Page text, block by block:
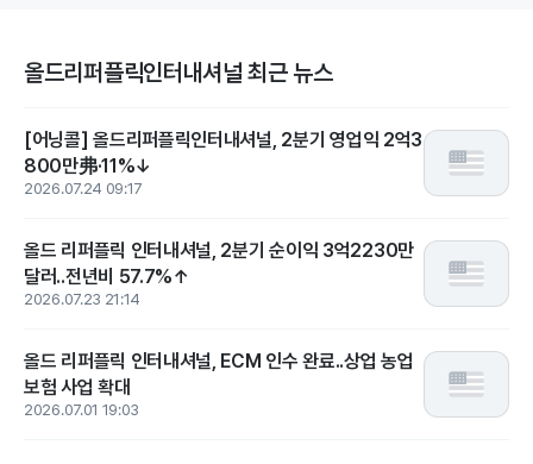
올드리퍼플릭인터내셔널 최근 뉴스
[어닝콜] 올드리퍼플릭인터내셔널, 2분기 영업익 2억3
800만弗·11%↓
2026.07.24 09:17
올드 리퍼플릭 인터내셔널, 2분기 순이익 3억2230만
달러..전년비 57.7%↑
2026.07.23 21:14
올드 리퍼플릭 인터내셔널, ECM 인수 완료..상업 농업
보험 사업 확대
2026.07.01 19:03